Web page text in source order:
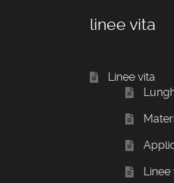
linee vita
Linee vita
Linee